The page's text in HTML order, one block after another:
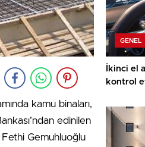
kamu binaları,
edinilen
Fethi Gemuhluoğlu
GENEL
İkinci el
kontrol